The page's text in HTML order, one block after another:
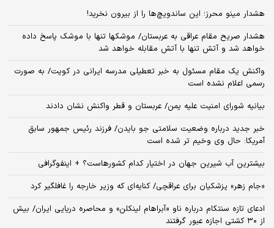
هشدار مینو محرز؛ این ساندویچ‌ها را از بیرون نخرید!
هشدار صریح مقام عراقی به عربستان/ موشکها تنها با موشک پاسخ داده
خواهد شد و آتش تنها با آتش مقابله خواهد شد
واکنش یک مقام مسئول به خبر تعطیلی مدرسه ایرانی در کویت/ به صورت
رسمی اعلام نشده است
بیانیه شورای امنیت علیه یمن/ عربستان و قطر واکنش نشان دادند
خبر جدید درباره وضعیت سلامتی جو بایدن/ فرزند رئیس جمهور سابق
آمریکا: حال وی وخیم تر شده است
بیشترین آب شیرین جهان در اختیار کدام کشورهاست؟ + اینفوگرافی
«جام زهر» پزشکیان برای عراقچی/ کنایه‌ای که وزیر خارجه را غافلگیر کرد
ادعای تازه سنتکام درباره ناو «آبراهام لینکلن» و محاصره دریایی ایران/ بیش
از ۳۰ کشتی اجازه عبور گرفتند